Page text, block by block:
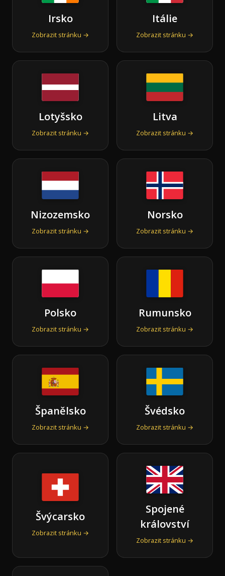
Irsko
Zobrazit stránku →
Itálie
Zobrazit stránku →
Lotyšsko
Zobrazit stránku →
Litva
Zobrazit stránku →
Nizozemsko
Zobrazit stránku →
Norsko
Zobrazit stránku →
Polsko
Zobrazit stránku →
Rumunsko
Zobrazit stránku →
Španělsko
Zobrazit stránku →
Švédsko
Zobrazit stránku →
Švýcarsko
Zobrazit stránku →
Spojené
království
Zobrazit stránku →